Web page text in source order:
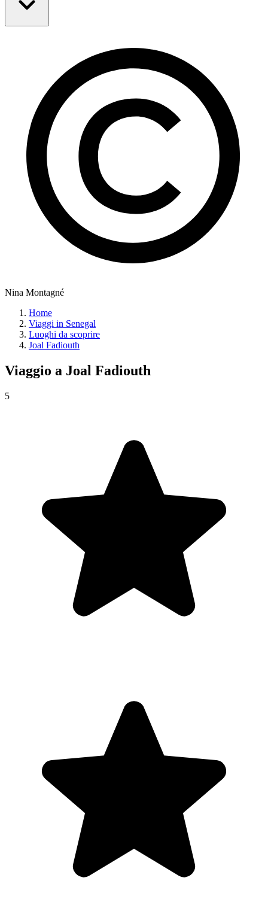
Nina Montagné
Home
Viaggi in Senegal
Luoghi da scoprire
Joal Fadiouth
Viaggio a Joal Fadiouth
5